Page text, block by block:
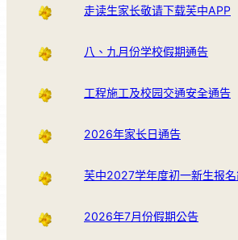
走读生家长敬请下载芙中APP
八、九月份学校假期通告
工程施工及校园交通安全通告
2026年家长日通告
芙中2027学年度初一新生报
2026年7月份假期公告